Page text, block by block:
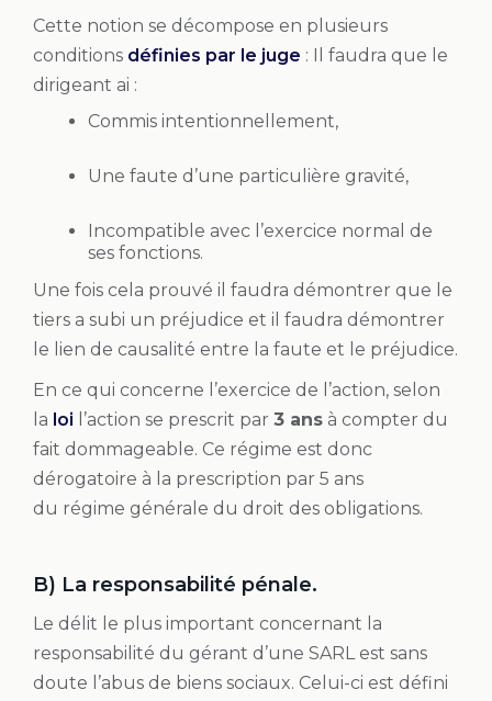
Cette notion se décompose en plusieurs
conditions définies par le juge : Il faudra que le
dirigeant ai :
Commis intentionnellement,
Une faute d’une particulière gravité,
Incompatible avec l’exercice normal de
ses fonctions.
Une fois cela prouvé il faudra démontrer que le
tiers a subi un préjudice et il faudra démontrer
le lien de causalité entre la faute et le préjudice.
En ce qui concerne l’exercice de l’action, selon
la loi l’action se prescrit par 3 ans à compter du
fait dommageable. Ce régime est donc
dérogatoire à la prescription par 5 ans
du régime générale du droit des obligations.
B) La responsabilité pénale.
Le délit le plus important concernant la
responsabilité du gérant d’une SARL est sans
doute l’abus de biens sociaux. Celui-ci est défini